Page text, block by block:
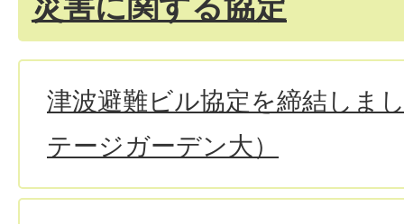
津波避難ビル協定を締結しま
テージガーデン大）